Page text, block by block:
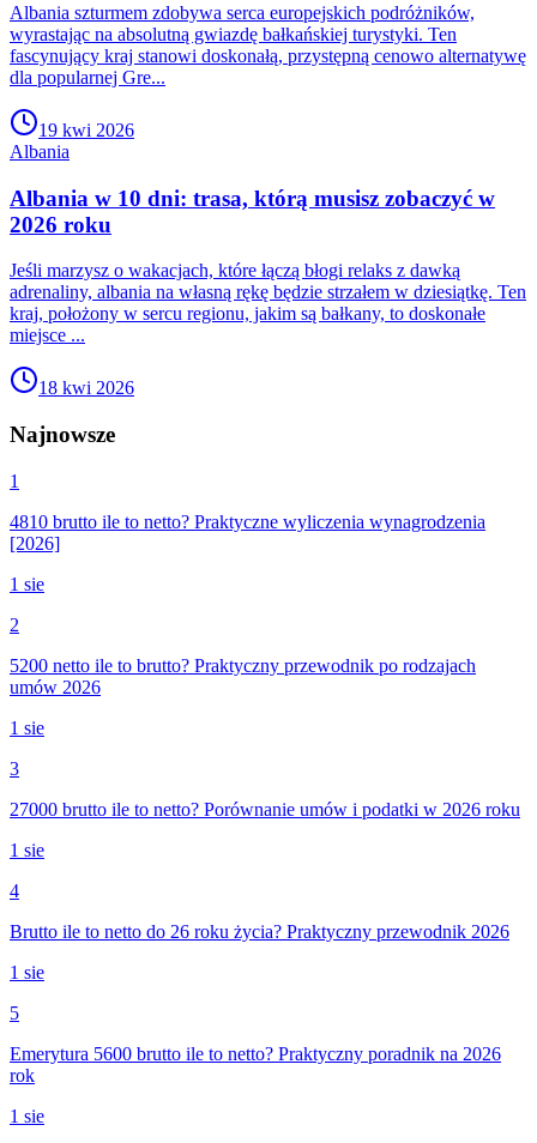
Albania szturmem zdobywa serca europejskich podróżników,
wyrastając na absolutną gwiazdę bałkańskiej turystyki. Ten
fascynujący kraj stanowi doskonałą, przystępną cenowo alternatywę
dla popularnej Gre...
19 kwi 2026
Albania
Albania w 10 dni: trasa, którą musisz zobaczyć w
2026 roku
Jeśli marzysz o wakacjach, które łączą błogi relaks z dawką
adrenaliny, albania na własną rękę będzie strzałem w dziesiątkę. Ten
kraj, położony w sercu regionu, jakim są bałkany, to doskonałe
miejsce ...
18 kwi 2026
Najnowsze
1
4810 brutto ile to netto? Praktyczne wyliczenia wynagrodzenia
[2026]
1 sie
2
5200 netto ile to brutto? Praktyczny przewodnik po rodzajach
umów 2026
1 sie
3
27000 brutto ile to netto? Porównanie umów i podatki w 2026 roku
1 sie
4
Brutto ile to netto do 26 roku życia? Praktyczny przewodnik 2026
1 sie
5
Emerytura 5600 brutto ile to netto? Praktyczny poradnik na 2026
rok
1 sie